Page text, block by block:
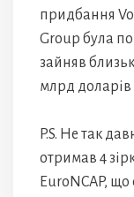
придбання
Group була
зайняв
млрд
P.S. Не так
отримав 4
EuroNCAP,